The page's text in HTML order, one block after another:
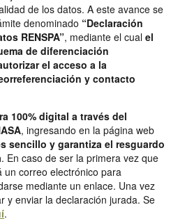
de los datos. A este avance se
denominado “Declaración
RENSPA”, mediante el cual el
de diferenciación
el acceso a la
y contacto
100% digital a través del
, ingresando en la página web
sencillo y garantiza el resguardo
. En caso de ser la primera vez que
un correo electrónico para
mediante un enlace. Una vez
y enviar la declaración jurada. Se
.